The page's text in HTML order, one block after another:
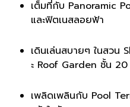
เต็มที่กับ Panoramic
และฟิตเนสลอยฟ้า
เดินเล่นสบายๆ ในสวน
ะ Roof Garden ชั้น 20
เพลิดเพลินกับ Pool